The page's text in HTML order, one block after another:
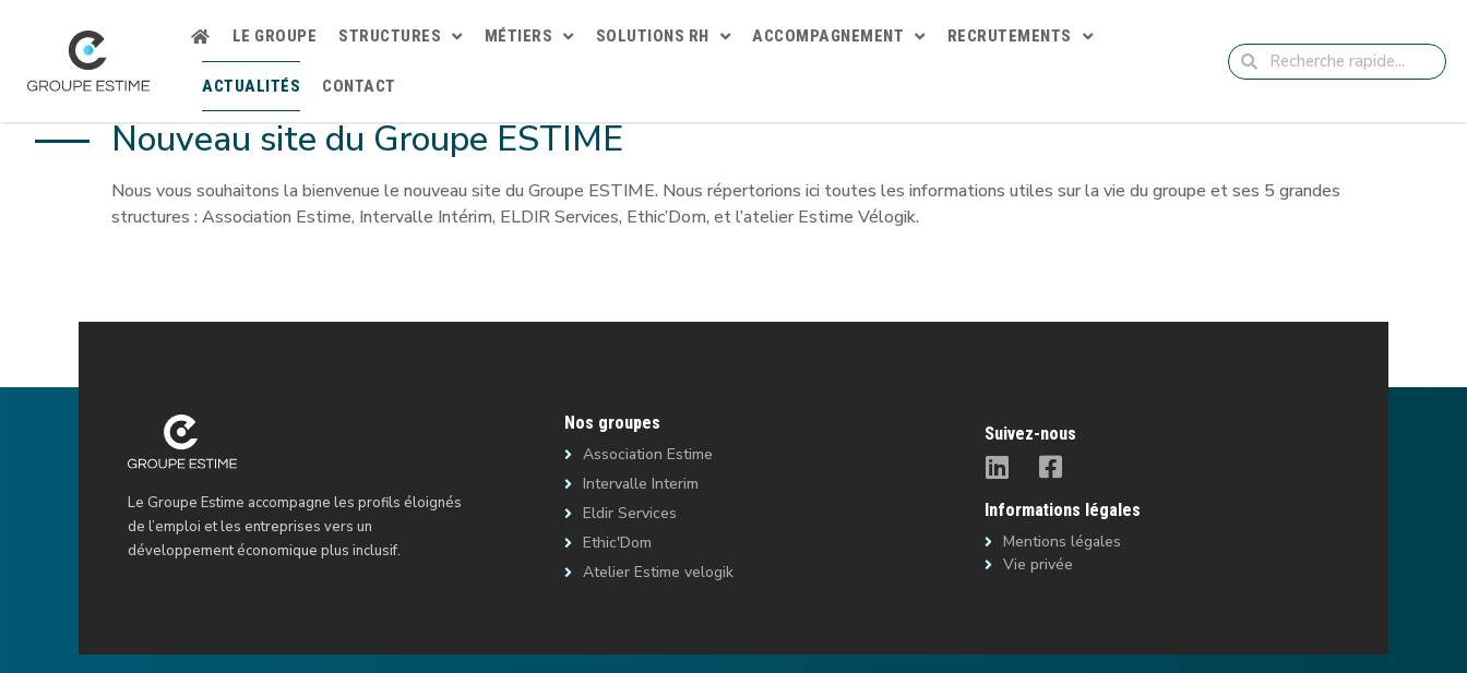
LE GROUPE STRUCTURES MÉTIERS SOLUTIONS RH ACCOMPAGNEMENT RECRUTEMENTS
ACTUALITÉS CONTACT
Nouveau site du Groupe ESTIME
Nous vous souhaitons la bienvenue le nouveau site du Groupe ESTIME. Nous répertorions ici toutes les informations utiles sur la vie du groupe et ses 5 grandes
structures : Association Estime, Intervalle Intérim, ELDIR Services, Ethic’Dom, et l’atelier Estime Vélogik.
Le Groupe Estime accompagne les profils éloignés
de l’emploi et les entreprises vers un
développement économique plus inclusif.
Nos groupes
Association Estime
Intervalle Interim
Eldir Services
Ethic'Dom
Atelier Estime velogik
Suivez-nous
Informations légales
Mentions légales
Vie privée